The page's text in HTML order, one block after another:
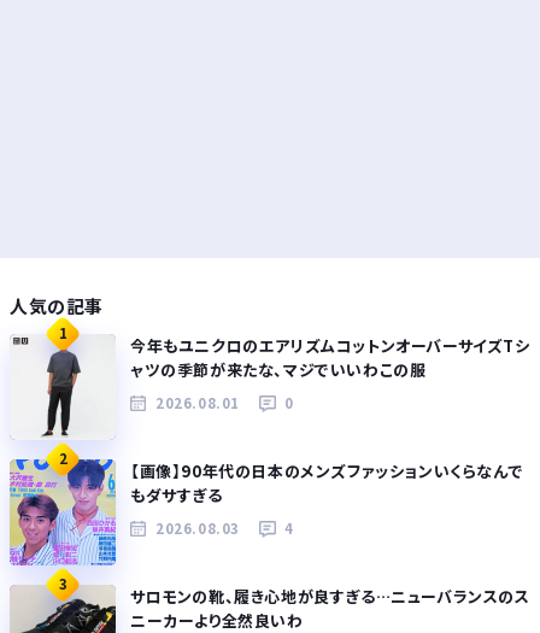
人気の記事
1
今年もユニクロのエアリズムコットンオーバーサイズTシ
ャツの季節が来たな、マジでいいわこの服
2026.08.01 0
2
【画像】90年代の日本のメンズファッションいくらなんで
もダサすぎる
2026.08.03 4
3
サロモンの靴、履き心地が良すぎる…ニューバランスのス
ニーカーより全然良いわ